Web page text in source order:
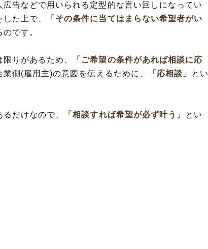
告などで用いられる定型的な言い回しになってい
した上で、
「その条件に当てはまらない希望者がい
です。
りがあるため、
「ご希望の条件があれば相談に応
業側(雇用主)の意図を伝えるために、 「応相談」
とい
だけなので、 「相談すれば希望が必ず叶う」
とい